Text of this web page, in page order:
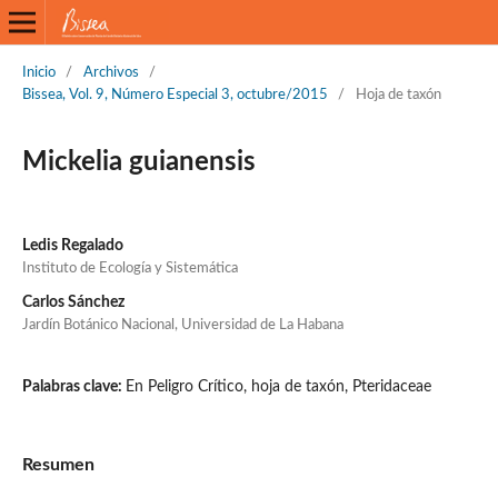
Inicio / Archivos
/
Bissea, Vol. 9, Número Especial 3, octubre/2015
/ Hoja de taxón
Mickelia guianensis
Ledis Regalado
Instituto de Ecología y Sistemática
Carlos Sánchez
Jardín Botánico Nacional, Universidad de La Habana
Palabras clave: En Peligro Crítico, hoja de taxón, Pteridaceae
Resumen